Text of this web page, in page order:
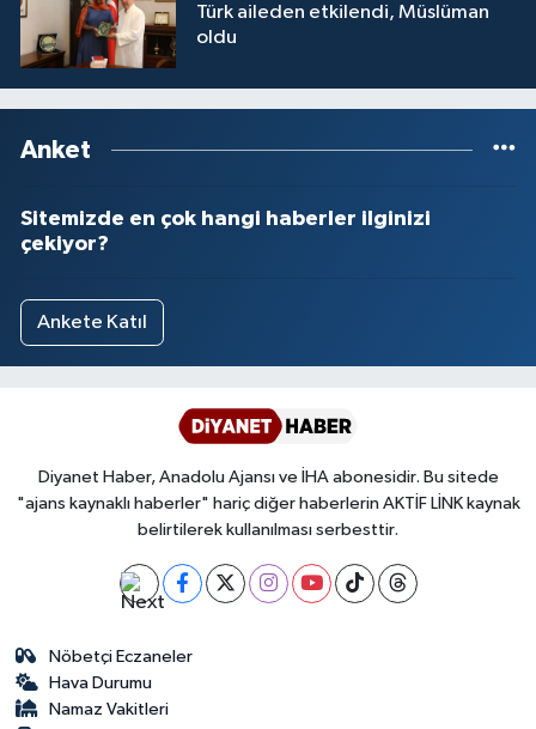
Türk aileden etkilendi, Müslüman
oldu
Anket
Sitemizde en çok hangi haberler ilginizi
çekiyor?
Ankete Katıl
Diyanet Haber, Anadolu Ajansı ve İHA abonesidir. Bu sitede
"ajans kaynaklı haberler" hariç diğer haberlerin AKTİF LİNK kaynak
belirtilerek kullanılması serbesttir.
Nöbetçi Eczaneler
Hava Durumu
Namaz Vakitleri